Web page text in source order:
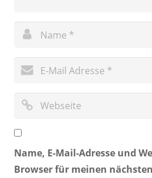
Name, E-Mail-Adresse und
Browser für meinen